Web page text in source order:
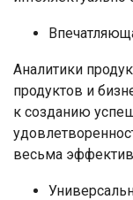
Аналитики
продуктов и
к созданию
весьма